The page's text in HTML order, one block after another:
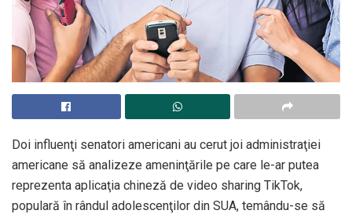
Doi influenţi senatori americani au cerut joi administraţiei
americane să analizeze ameninţările pe care le-ar putea
reprezenta aplicaţia chineză de video sharing TikTok,
populară în rândul adolescenţilor din SUA, temându-se să